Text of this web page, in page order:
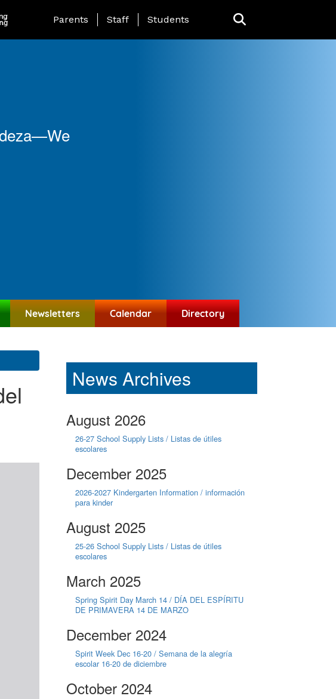
Landing Page Menu
Parents Staff Students
Newsletters Calendar Directory
News Archives
August 2026
26-27 School Supply Lists / Listas de útiles
escolares
December 2025
2026-2027 Kindergarten Information / información
para kinder
August 2025
25-26 School Supply Lists / Listas de útiles
escolares
March 2025
Spring Spirit Day March 14 / DÍA DEL ESPÍRITU
DE PRIMAVERA 14 DE MARZO
December 2024
Spirit Week Dec 16-20 / Semana de la alegría
escolar 16-20 de diciembre
October 2024